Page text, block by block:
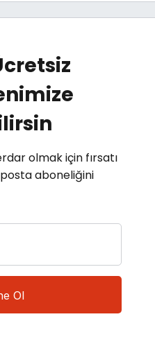
olmak için fırsatı
aboneliğini